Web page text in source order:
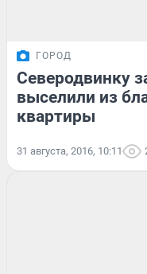
ГОРОД
Северодвинку
выселили из
квартиры
31 августа, 2016, 10:11